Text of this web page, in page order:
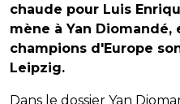
chaude pour Luis
mène à Yan
champions d'Europe
Leipzig.
Dans le dossier Yan